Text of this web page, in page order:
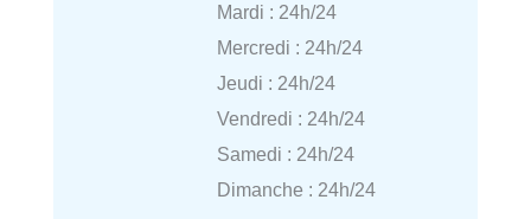
Mardi : 24h/24
Mercredi : 24h/24
Jeudi : 24h/24
Vendredi : 24h/24
Samedi : 24h/24
Dimanche : 24h/24